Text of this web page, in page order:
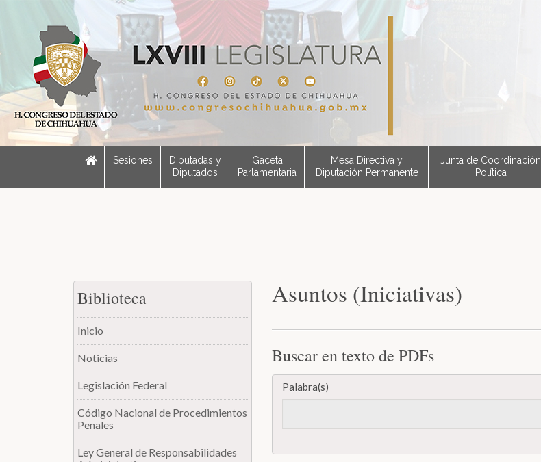
Sesiones
Diputadas y
Diputados
Gaceta
Parlamentaria
Mesa Directiva y
Diputación Permanente
Junta de Coordinación
Política
Biblioteca
Inicio
Noticias
Legislación Federal
Código Nacional de Procedimientos
Penales
Ley General de Responsabilidades
Asuntos (Iniciativas)
Buscar en texto de PDFs
Palabra(s)